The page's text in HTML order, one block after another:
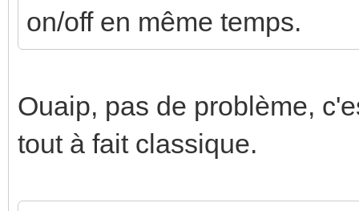
on/off en même temps.
Ouaip, pas de problème,
tout à fait classique.